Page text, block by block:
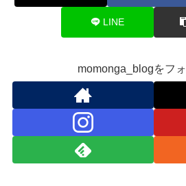
LINE
momonga_blogをフ